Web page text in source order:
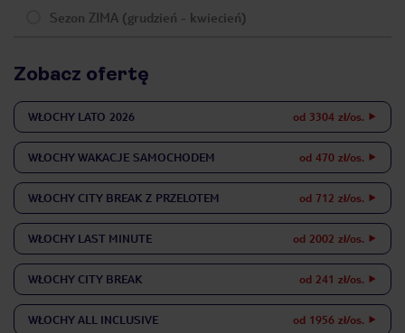
Sezon ZIMA (grudzień - kwiecień)
Zobacz ofertę
WŁOCHY LATO 2026 od 3304 zł/os.
WŁOCHY WAKACJE SAMOCHODEM od 470 zł/os.
WŁOCHY CITY BREAK Z PRZELOTEM od 712 zł/os.
WŁOCHY LAST MINUTE od 2002 zł/os.
WŁOCHY CITY BREAK od 241 zł/os.
WŁOCHY ALL INCLUSIVE od 1956 zł/os.